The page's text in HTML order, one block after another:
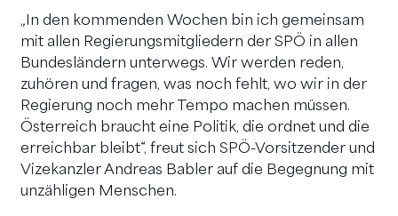
„In den kommenden Wochen bin ich gemeinsam
mit allen Regierungsmitgliedern der SPÖ in allen
Bundesländern unterwegs. Wir werden reden,
zuhören und fragen, was noch fehlt, wo wir in der
Regierung noch mehr Tempo machen müssen.
Österreich braucht eine Politik, die ordnet und die
erreichbar bleibt“, freut sich SPÖ-Vorsitzender und
Vizekanzler Andreas Babler auf die Begegnung mit
unzähligen Menschen.